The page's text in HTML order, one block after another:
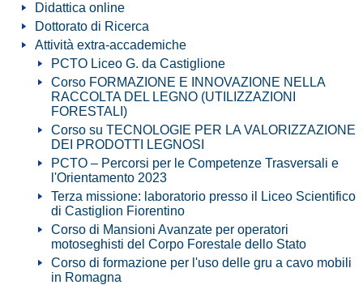
Didattica online
Dottorato di Ricerca
Attività extra-accademiche
PCTO Liceo G. da Castiglione
Corso FORMAZIONE E INNOVAZIONE NELLA
RACCOLTA DEL LEGNO (UTILIZZAZIONI
FORESTALI)
Corso su TECNOLOGIE PER LA VALORIZZAZIONE
DEI PRODOTTI LEGNOSI
PCTO – Percorsi per le Competenze Trasversali e
l'Orientamento 2023
Terza missione: laboratorio presso il Liceo Scientifico
di Castiglion Fiorentino
Corso di Mansioni Avanzate per operatori
motoseghisti del Corpo Forestale dello Stato
Corso di formazione per l'uso delle gru a cavo mobili
in Romagna